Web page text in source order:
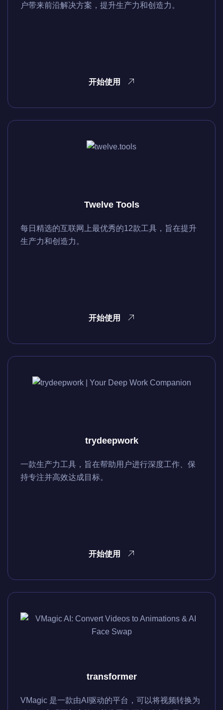
户带来前沿解决方案，提升生产力和创造力。
开始使用
Twelve Tools
每日精选的互联网上最优秀的12款工具，旨在提升
生产力和创造力。
开始使用
trydeepwork
一款生产力工具，旨在帮助用户进行深度工作、保
持专注并高效达成目标。
开始使用
transformer
VMagic 是一款由AI驱动的平台，可以将视频转换为